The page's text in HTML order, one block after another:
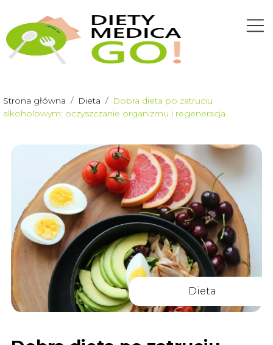
Strona główna / Dieta / Dobra dieta po zatruciu
alkoholowym: oczyszczanie organizmu i regeneracja
Dieta